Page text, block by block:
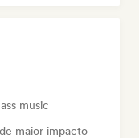
music
maior impacto